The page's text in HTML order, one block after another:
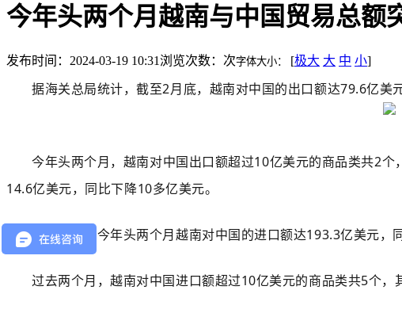
今年头两个月越南与中国贸易总额
发布时间：2024-03-19 10:31 浏览次数： 次字体大小： [极大 大 中 小]
据海关总局统计，截至2月底，越南对中国的出口额达79.6亿美元
今年头两个月，越南对中国出口额超过10亿美元的商品类共2
14.6亿美元，同比下降10多亿美元。
与此同时，今年头两个月越南对中国的进口额达193.3亿美元，
过去两个月，越南对中国进口额超过10亿美元的商品类共5个